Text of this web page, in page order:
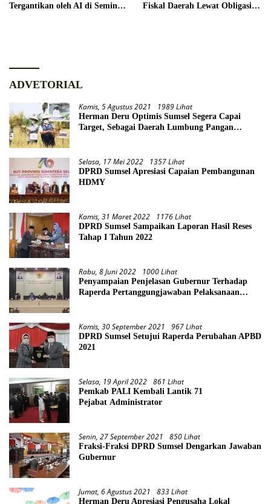
Tergantikan oleh AI di Seminar
Fiskal Daerah Lewat Obligasi
ADVETORIAL
Kamis, 5 Agustus 2021 1989 Lihat
Herman Deru Optimis Sumsel Segera Capai
Target, Sebagai Daerah Lumbung Pangan
Selasa, 17 Mei 2022 1357 Lihat
DPRD Sumsel Apresiasi Capaian Pembangunan
HDMY
Kamis, 31 Maret 2022 1176 Lihat
DPRD Sumsel Sampaikan Laporan Hasil Reses
Tahap I Tahun 2022
Rabu, 8 Juni 2022 1000 Lihat
Penyampaian Penjelasan Gubernur Terhadap
Raperda Pertanggungjawaban Pelaksanaan
Kamis, 30 September 2021 967 Lihat
DPRD Sumsel Setujui Raperda Perubahan APBD
2021
Selasa, 19 April 2022 861 Lihat
Pemkab PALI Kembali Lantik 71
Pejabat Administrator
Senin, 27 September 2021 850 Lihat
Fraksi-Fraksi DPRD Sumsel Dengarkan Jawaban
Gubernur
Jumat, 6 Agustus 2021 833 Lihat
Herman Deru Apresiasi Pengusaha Lokal